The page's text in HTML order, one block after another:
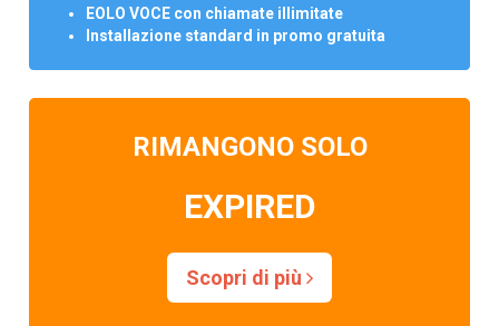
EOLO VOCE con chiamate illimitate
Installazione standard in promo gratuita
RIMANGONO SOLO
EXPIRED
Scopri di più